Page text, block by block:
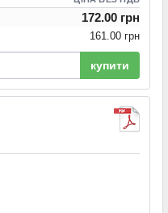
172.00 грн
161.00 грн
купити